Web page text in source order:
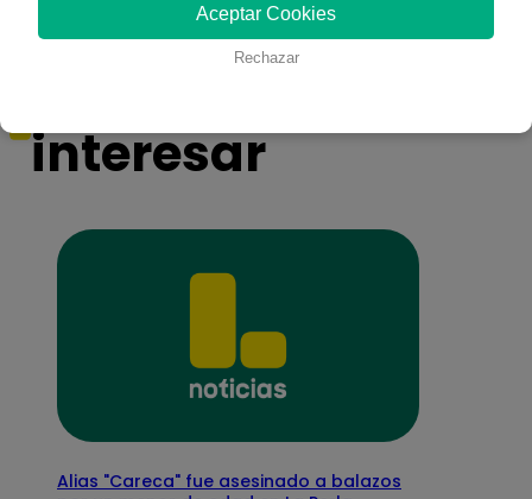
También te puede
interesar
Alias "Careca" fue asesinado a balazos
Aceptar Cookies
Rechazar